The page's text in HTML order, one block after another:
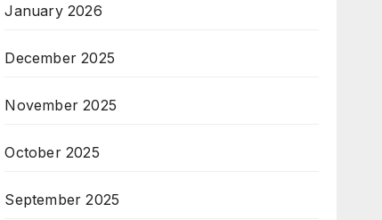
January 2026
December 2025
November 2025
October 2025
September 2025